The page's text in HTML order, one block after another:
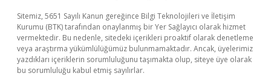
Sitemiz, 5651 Sayılı Kanun gereğince Bilgi Teknolojileri ve İletişim
Kurumu (BTK) tarafından onaylanmış bir Yer Sağlayıcı olarak hizmet
vermektedir. Bu nedenle, sitedeki içerikleri proaktif olarak denetleme
veya araştırma yükümlülüğümüz bulunmamaktadır. Ancak, üyelerimiz
yazdıkları içeriklerin sorumluluğunu taşımakta olup, siteye üye olarak
bu sorumluluğu kabul etmiş sayılırlar.